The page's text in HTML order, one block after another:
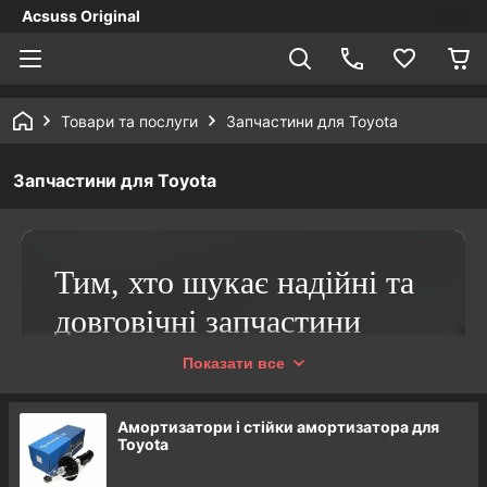
Acsuss Original
Товари та послуги Запчастини для Toyota
Запчастини для Toyota
Тим, хто шукає надійні та
довговічні запчастини
Тойота, варто звернути
«Acsuss Original»!
Показати все
Амортизатори і стійки амортизатора для
Toyota